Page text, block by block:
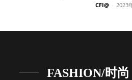
CFI@ - 2023
FASHION/时尚